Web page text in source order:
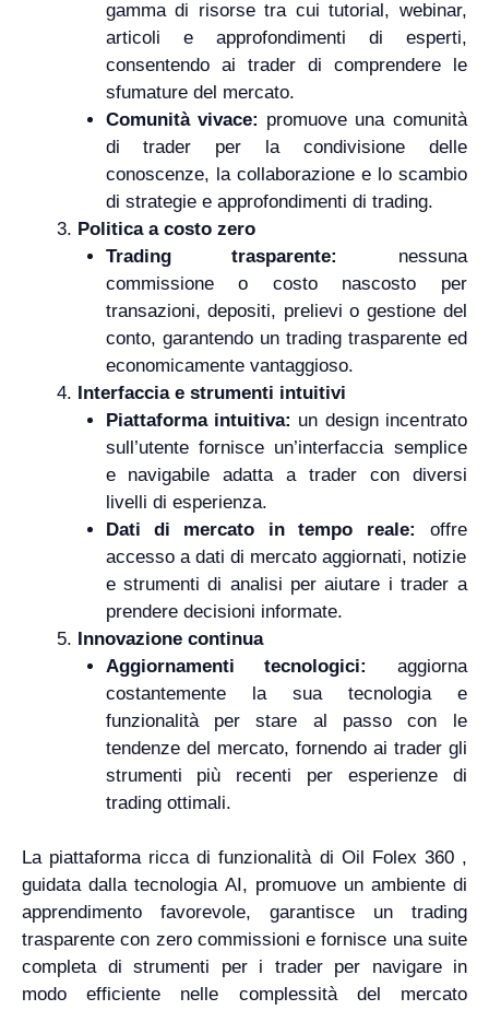
gamma di risorse tra cui tutorial, webinar,
articoli e approfondimenti di esperti,
consentendo ai trader di comprendere le
sfumature del mercato.
Comunità vivace: promuove una comunità
di trader per la condivisione delle
conoscenze, la collaborazione e lo scambio
di strategie e approfondimenti di trading.
Politica a costo zero
Trading trasparente: nessuna
commissione o costo nascosto per
transazioni, depositi, prelievi o gestione del
conto, garantendo un trading trasparente ed
economicamente vantaggioso.
Interfaccia e strumenti intuitivi
Piattaforma intuitiva: un design incentrato
sull’utente fornisce un’interfaccia semplice
e navigabile adatta a trader con diversi
livelli di esperienza.
Dati di mercato in tempo reale: offre
accesso a dati di mercato aggiornati, notizie
e strumenti di analisi per aiutare i trader a
prendere decisioni informate.
Innovazione continua
Aggiornamenti tecnologici: aggiorna
costantemente la sua tecnologia e
funzionalità per stare al passo con le
tendenze del mercato, fornendo ai trader gli
strumenti più recenti per esperienze di
trading ottimali.
La piattaforma ricca di funzionalità di Oil Folex 360 ,
guidata dalla tecnologia AI, promuove un ambiente di
apprendimento favorevole, garantisce un trading
trasparente con zero commissioni e fornisce una suite
completa di strumenti per i trader per navigare in
modo efficiente nelle complessità del mercato